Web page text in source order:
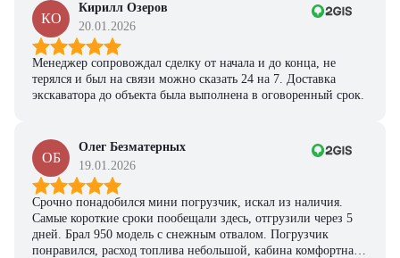
КО
Кирилл Озеров
20.01.2026
Менеджер сопровождал сделку от начала и до конца, не
терялся и был на связи можно сказать 24 на 7. Доставка
экскаватора до объекта была выполнена в оговоренный срок.
ОБ
Олег Безматерных
19.01.2026
Срочно понадобился мини погрузчик, искал из наличия.
Самые короткие сроки пообещали здесь, отгрузили через 5
дней. Брал 950 модель с снежным отвалом. Погрузчик
понравился, расход топлива небольшой, кабина комфортная,